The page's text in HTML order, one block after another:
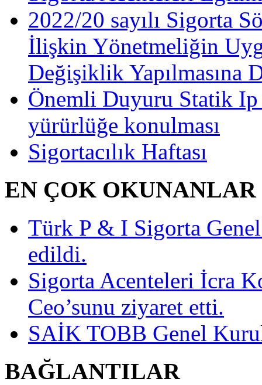
2022/20 sayılı Sigorta
İlişkin Yönetmeliğin
Değişiklik Yapılmasına
Önemli Duyuru Statik Ip
yürürlüğe konulması
Sigortacılık Haftası
EN ÇOK OKUNANLAR
Türk P & I Sigorta
edildi.
Sigorta Acenteleri İcra
Ceo’sunu ziyaret etti.
SAİK TOBB Genel
BAĞLANTILAR